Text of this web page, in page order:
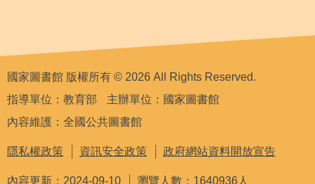
國家圖書館 版權所有 © 2026 All Rights Reserved.
指導單位：教育部
主辦單位：國家圖書館
內容維護：全國公共圖書館
隱私權政策 資訊安全政策 政府網站資料開放宣告
內容更新：2024-09-10 瀏覽人數：1640936人